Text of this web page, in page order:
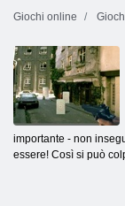
Giochi online
importante - non
essere! Così si può